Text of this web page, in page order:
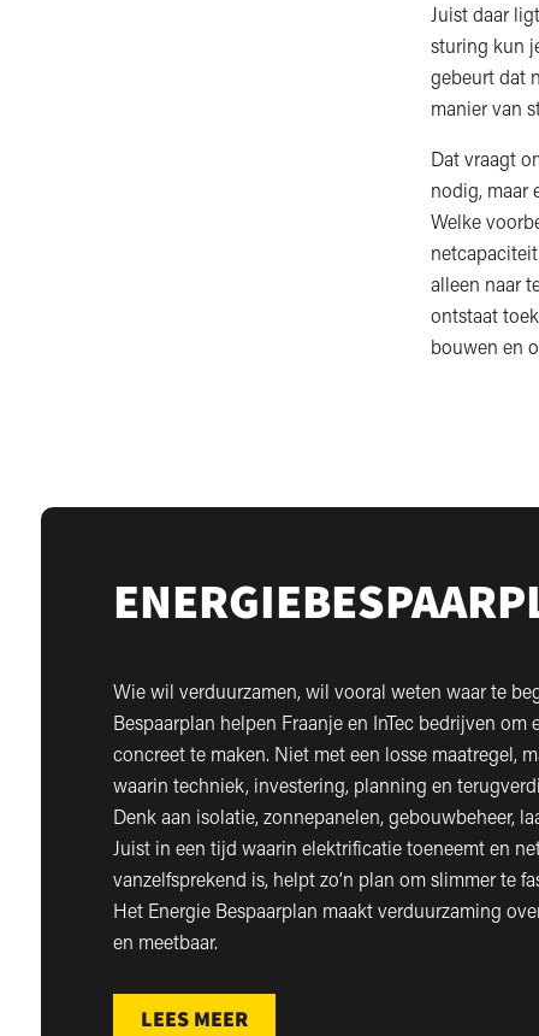
Juist daar
sturing kun
gebeurt dat
manier van
Dat vraagt
nodig, maar
Welke
alleen naar
ontstaat
bouwen en
Wie wil verduurzamen, wil vooral weten waar te
Bespaarplan helpen Fraanje en InTec bedrijven om
concreet te maken. Niet met een losse maatregel,
waarin techniek, investering, planning en
Denk aan isolatie, zonnepanelen, gebouwbeheer,
Juist in een tijd waarin elektrificatie toeneemt en
vanzelfsprekend is, helpt zo’n plan om slimmer te
Het Energie Bespaarplan maakt verduurzaming
en meetbaar.
LEES MEER